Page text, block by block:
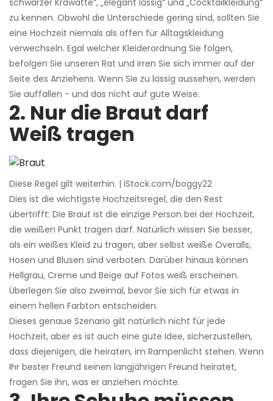
zu kennen. Obwohl die Unterschiede gering sind, sollten Sie
eine Hochzeit niemals als offen für Alltagskleidung
verwechseln. Egal welcher Kleiderordnung Sie folgen,
befolgen Sie unseren Rat und irren Sie sich immer auf der
Seite des Anziehens. Wenn Sie zu lässig aussehen, werden
Sie auffallen - und das nicht auf gute Weise.
2. Nur die Braut darf
Weiß tragen
Diese Regel gilt weiterhin. | iStock.com/boggy22
Dies ist die wichtigste Hochzeitsregel, die den Rest
übertrifft: Die Braut ist die einzige Person bei der Hochzeit,
die weißen Punkt tragen darf. Natürlich wissen Sie besser,
als ein weißes Kleid zu tragen, aber selbst weiße Overalls,
Hosen und Blusen sind verboten. Darüber hinaus können
Hellgrau, Creme und Beige auf Fotos weiß erscheinen.
Überlegen Sie also zweimal, bevor Sie sich für etwas in
einem hellen Farbton entscheiden.
Dieses genaue Szenario gilt natürlich nicht für jede
Hochzeit, aber es ist auch eine gute Idee, sicherzustellen,
dass diejenigen, die heiraten, im Rampenlicht stehen. Wenn
Ihr bester Freund seinen langjährigen Freund heiratet,
fragen Sie ihn, was er anziehen möchte.